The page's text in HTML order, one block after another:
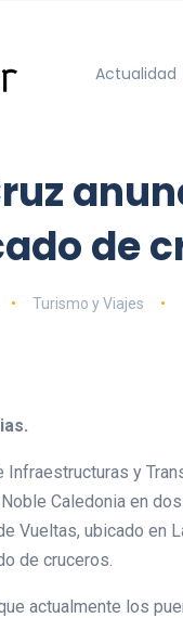
Actualidad
de
Turismo y Viajes
Infraestructuras y
Caledonia en
Vueltas, ubicado en
de cruceros.
actualmente los